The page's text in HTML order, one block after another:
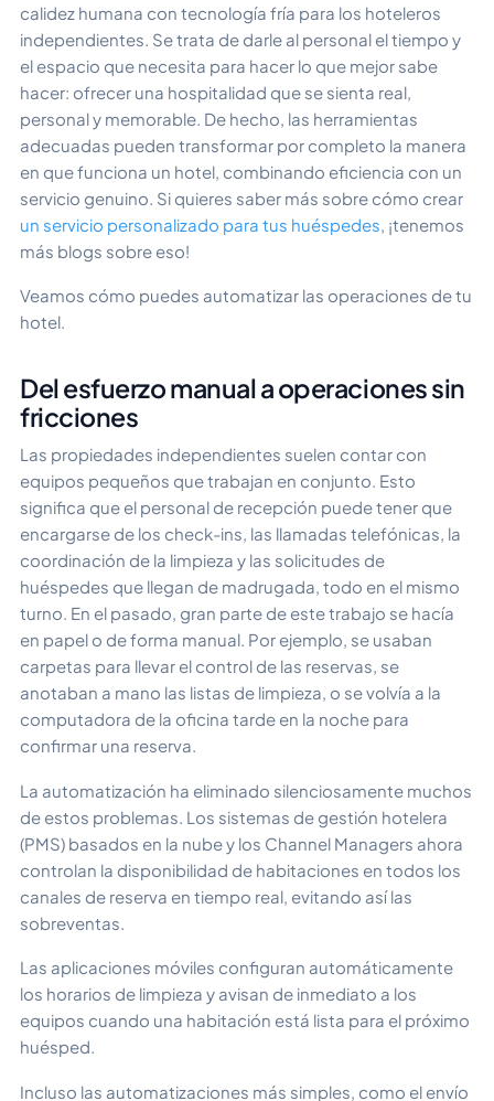
calidez humana con tecnología fría para los hoteleros
independientes. Se trata de darle al personal el tiempo y
el espacio que necesita para hacer lo que mejor sabe
hacer: ofrecer una hospitalidad que se sienta real,
personal y memorable. De hecho, las herramientas
adecuadas pueden transformar por completo la manera
en que funciona un hotel, combinando eficiencia con un
servicio genuino. Si quieres saber más sobre cómo crear
un servicio personalizado para tus huéspedes , ¡tenemos
más blogs sobre eso!
Veamos cómo puedes automatizar las operaciones de tu
hotel.
Del esfuerzo manual a operaciones sin
fricciones
Las propiedades independientes suelen contar con
equipos pequeños que trabajan en conjunto. Esto
significa que el personal de recepción puede tener que
encargarse de los check-ins, las llamadas telefónicas, la
coordinación de la limpieza y las solicitudes de
huéspedes que llegan de madrugada, todo en el mismo
turno. En el pasado, gran parte de este trabajo se hacía
en papel o de forma manual. Por ejemplo, se usaban
carpetas para llevar el control de las reservas, se
anotaban a mano las listas de limpieza, o se volvía a la
computadora de la oficina tarde en la noche para
confirmar una reserva.
La automatización ha eliminado silenciosamente muchos
de estos problemas. Los sistemas de gestión hotelera
(PMS) basados en la nube y los Channel Managers ahora
controlan la disponibilidad de habitaciones en todos los
canales de reserva en tiempo real, evitando así las
sobreventas.
Las aplicaciones móviles configuran automáticamente
los horarios de limpieza y avisan de inmediato a los
equipos cuando una habitación está lista para el próximo
huésped.
Incluso las automatizaciones más simples, como el envío